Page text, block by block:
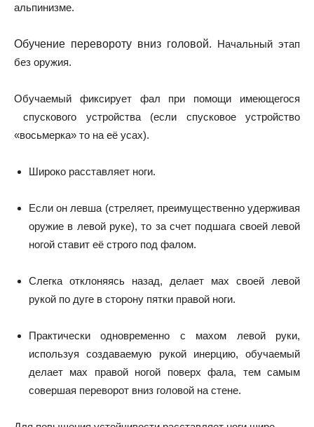
альпинизме.
Обучение перевороту вниз головой. Начальный этап
без оружия.
Обучаемый фиксирует фал при помощи имеющегося
спускового устройства (если спусковое устройство
«восьмерка» то на её усах).
Широко расставляет ноги.
Если он левша (стреляет, преимущественно удерживая
оружие в левой руке), то за счет подшага своей левой
ногой ставит её строго под фалом.
Слегка отклоняясь назад, делает мах своей левой
рукой по дуге в сторону пятки правой ноги.
Практически одновременно с махом левой руки,
используя создаваемую рукой инерцию, обучаемый
делает мах правой ногой поверх фала, тем самым
совершая переворот вниз головой на стене.